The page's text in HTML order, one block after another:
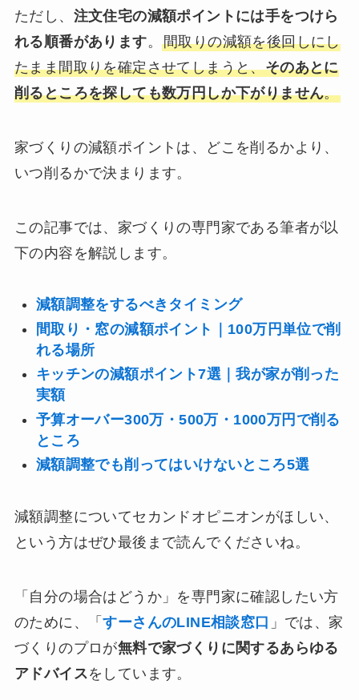
ただし、 注文住宅の減額ポイントには手をつけら
れる順番があります。 間取りの減額を後回しにし
たまま間取りを確定させてしまうと、そのあとに
削るところを探しても数万円しか下がりません。
家づくりの減額ポイントは、どこを削るかより、
いつ削るかで決まります。
この記事では、家づくりの専門家である筆者が以
下の内容を解説します。
減額調整をするべきタイミング
間取り・窓の減額ポイント｜100万円単位で削
れる場所
キッチンの減額ポイント7選｜我が家が削った
実額
予算オーバー300万・500万・1000万円で削る
ところ
減額調整でも削ってはいけないところ5選
減額調整についてセカンドオピニオンがほしい、
という方はぜひ最後まで読んでくださいね。
「自分の場合はどうか」を専門家に確認したい方
のために、「すーさんのLINE相談窓口 」では、家
づくりのプロが無料で家づくりに関するあらゆる
アドバイスをしています。